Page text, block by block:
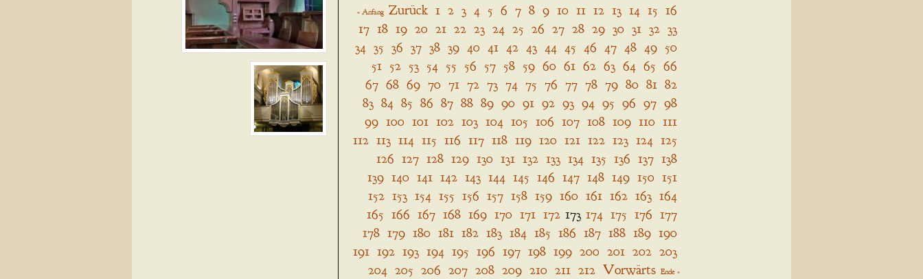
« Anfang Zurück 1 2 3 4 5 6 7 8 9 10 11 12 13 14 15 16
17 18 19 20 21 22 23 24 25 26 27 28 29 30 31 32 33
34 35 36 37 38 39 40 41 42 43 44 45 46 47 48 49 50
51 52 53 54 55 56 57 58 59 60 61 62 63 64 65 66
67 68 69 70 71 72 73 74 75 76 77 78 79 80 81 82
83 84 85 86 87 88 89 90 91 92 93 94 95 96 97 98
99 100 101 102 103 104 105 106 107 108 109 110 111
112 113 114 115 116 117 118 119 120 121 122 123 124 125
126 127 128 129 130 131 132 133 134 135 136 137 138
139 140 141 142 143 144 145 146 147 148 149 150 151
152 153 154 155 156 157 158 159 160 161 162 163 164
165 166 167 168 169 170 171 172 173 174 175 176 177
178 179 180 181 182 183 184 185 186 187 188 189 190
191 192 193 194 195 196 197 198 199 200 201 202 203
204 205 206 207 208 209 210 211 212 Vorwärts Ende »